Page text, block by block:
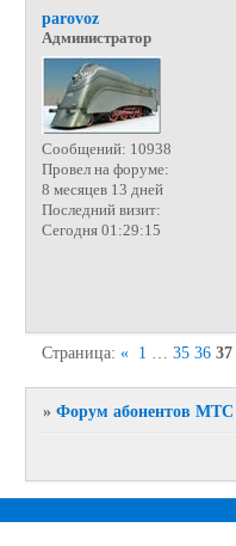
parovoz
Администратор
Сообщений: 10938
Провел на форуме:
8 месяцев 13 дней
Последний визит:
Сегодня 01:29:15
Страница:« 1 35 36 37
»Форум абонентов МТС